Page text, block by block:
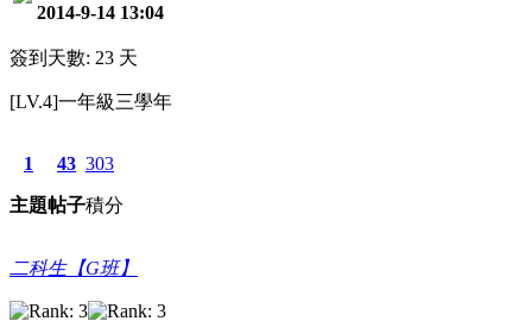
2014-9-14 13:04
簽到天數: 23 天
[LV.4]一年級三學年
1
主題
43
帖子
303
積分
二科生【G班】